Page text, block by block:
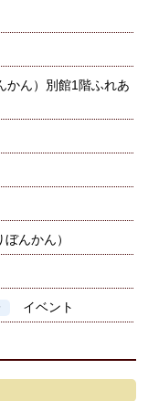
かん）別館1階ふれあ
んかん）
イベント